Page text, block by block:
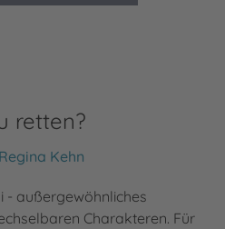
retten?
Regina Kehn
- außergewöhnliches
Charakteren. Für